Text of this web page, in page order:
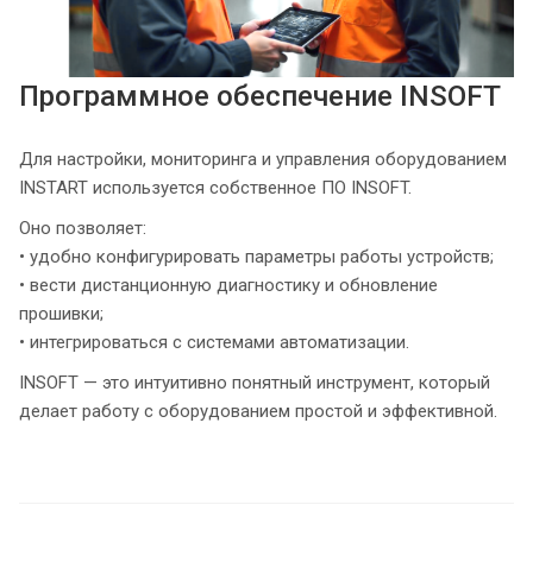
Программное обеспечение INSOFT
Для настройки, мониторинга и управления оборудованием
INSTART используется собственное ПО INSOFT.
Оно позволяет:
• удобно конфигурировать параметры работы устройств;
• вести дистанционную диагностику и обновление
прошивки;
• интегрироваться с системами автоматизации.
INSOFT — это интуитивно понятный инструмент, который
делает работу с оборудованием простой и эффективной.